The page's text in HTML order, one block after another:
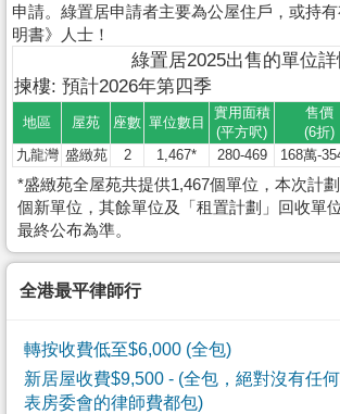
申請。綠置居申請者主要為公屋住戶，或持
明書》人士！
綠置居2025出售的單位
揀樓: 預計2026年第四季
地區 屋苑 座數 單位數目
實用面積
(平方呎)
售價
(6折)
九龍灣 盛緻苑 2 1,467* 280-469 168萬-
*盛緻苑全屋苑共提供1,467個單位，本次計
個新單位，其餘單位及「租置計劃」回收單
最終公布為準。
全港最平律師行
轉按收費低至$6,000 (全包)
新居屋收費$9,500 - (全包，絕對沒有任
表房委會的律師費都包)